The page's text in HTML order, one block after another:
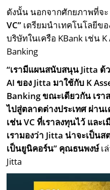
ดังนั้น นอกจากศักยภาพที่จ
VC” เตรียมนำเทคโนโลยีข
บริษัทในเครือ KBank เช่น
Banking
“เรามีแผนสนับสนุน Jitta ด้
AI ของ Jitta มาใช้กับ K
Banking ขณะเดียวกัน เรา
ไปสู่ตลาดต่างประเทศ ผ่าน
เช่น VC ที่เราลงทุนไว้ และ
เรามองว่า Jitta น่าจะเป็น
เป็นยูนิคอร์น” คุณธนพงษ์เ
Jitta